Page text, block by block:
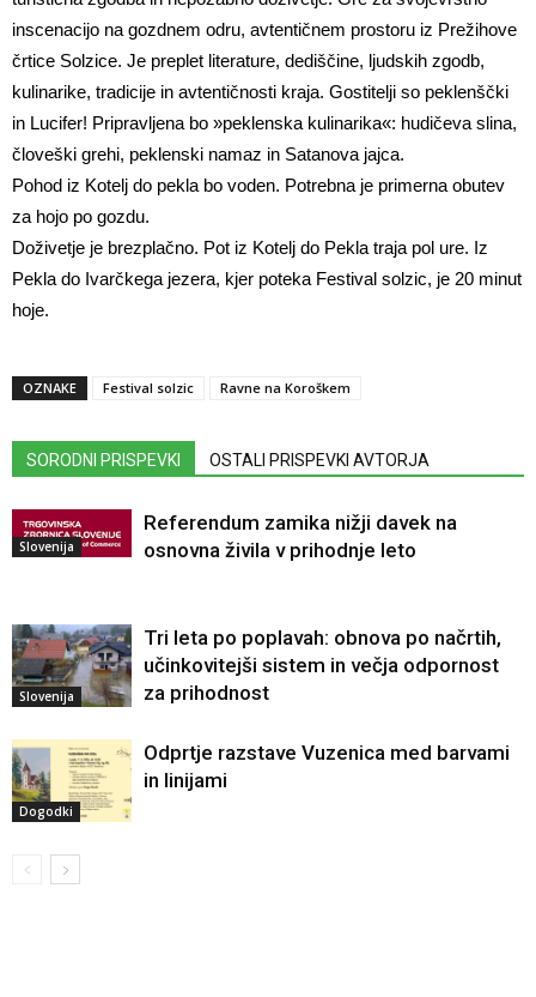
inscenacijo na gozdnem odru, avtentičnem prostoru iz Prežihove
črtice Solzice. Je preplet literature, dediščine, ljudskih zgodb,
kulinarike, tradicije in avtentičnosti kraja. Gostitelji so peklenščki
in Lucifer! Pripravljena bo »peklenska kulinarika«: hudičeva slina,
človeški grehi, peklenski namaz in Satanova jajca.
Pohod iz Kotelj do pekla bo voden. Potrebna je primerna obutev
za hojo po gozdu.
Doživetje je brezplačno. Pot iz Kotelj do Pekla traja pol ure. Iz
Pekla do Ivarčkega jezera, kjer poteka Festival solzic, je 20 minut
hoje.
OZNAKE Festival solzic Ravne na Koroškem
SORODNI PRISPEVKI OSTALI PRISPEVKI AVTORJA
Slovenija
Referendum zamika nižji davek na
osnovna živila v prihodnje leto
Slovenija
Tri leta po poplavah: obnova po načrtih,
učinkovitejši sistem in večja odpornost
za prihodnost
Dogodki
Odprtje razstave Vuzenica med barvami
in linijami